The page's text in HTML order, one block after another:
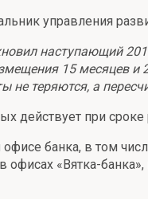
управления
наступающий
15 месяцев
не теряются, а
действует при
банка, в том
«Вятка-банка»,